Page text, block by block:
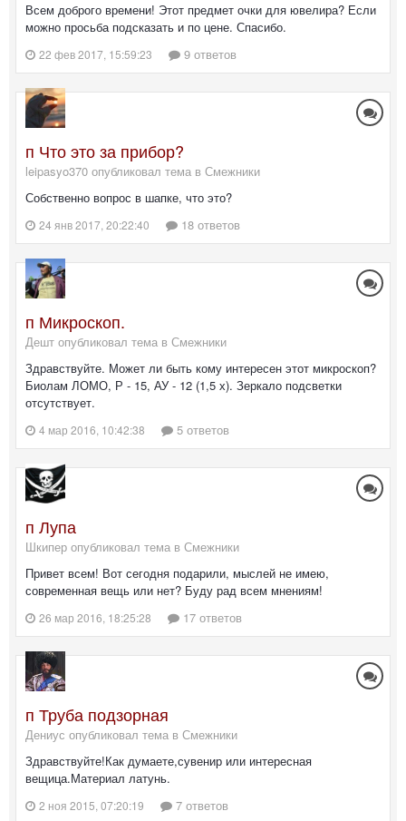
Всем доброго времени! Этот предмет очки для ювелира? Если
можно просьба подсказать и по цене. Спасибо.
22 фев 2017, 15:59:23 9 ответов
п Что это за прибор?
leipasyo370 опубликовал тема в Смежники
Собственно вопрос в шапке, что это?
24 янв 2017, 20:22:40 18 ответов
п Микроскоп.
Дешт опубликовал тема в Смежники
Здравствуйте. Может ли быть кому интересен этот микроскоп?
Биолам ЛОМО, Р - 15, АУ - 12 (1,5 х). Зеркало подсветки
отсутствует.
4 мар 2016, 10:42:38 5 ответов
п Лупа
Шкипер опубликовал тема в Смежники
Привет всем! Вот сегодня подарили, мыслей не имею,
современная вещь или нет? Буду рад всем мнениям!
26 мар 2016, 18:25:28 17 ответов
п Труба подзорная
Дениус опубликовал тема в Смежники
Здравствуйте!Как думаете,сувенир или интересная
вещица.Материал латунь.
2 ноя 2015, 07:20:19 7 ответов